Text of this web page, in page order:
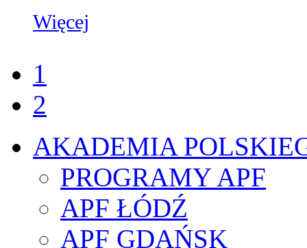
Więcej
1
2
AKADEMIA
PROGRAMY APF
APF ŁÓDŹ
APF GDAŃSK